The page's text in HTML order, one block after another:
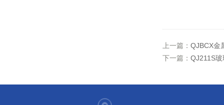
上一篇： QJBCX金
下一篇： QJ211S